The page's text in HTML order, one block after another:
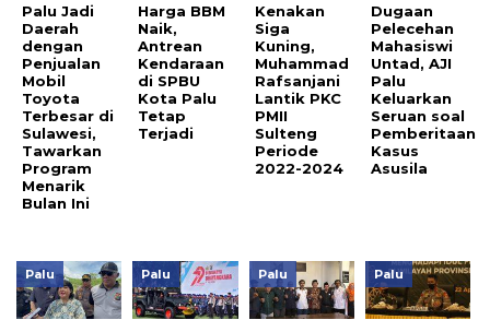
Palu Jadi
Daerah
dengan
Penjualan
Mobil
Toyota
Terbesar di
Sulawesi,
Tawarkan
Program
Menarik
Bulan Ini
Harga BBM
Naik,
Antrean
Kendaraan
di SPBU
Kota Palu
Tetap
Terjadi
Kenakan
Siga
Kuning,
Muhammad
Rafsanjani
Lantik PKC
PMII
Sulteng
Periode
2022-2024
Dugaan
Pelecehan
Mahasiswi
Untad, AJI
Palu
Keluarkan
Seruan soal
Pemberitaan
Kasus
Asusila
Palu Palu Palu Palu